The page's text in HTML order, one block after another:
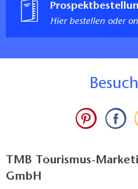
Hier bestellen oder
B
TMB Tourismus-
GmbH